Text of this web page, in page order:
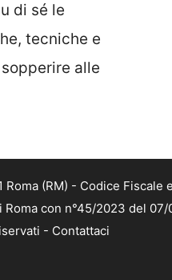
di sé le
tecniche e
alle
(RM) - Codice Fiscale
con n°45/2023 del
- Contattaci